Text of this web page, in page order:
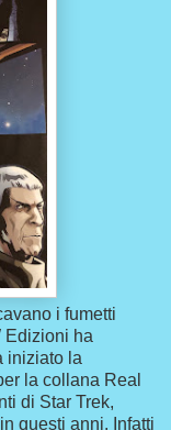
i fumetti
Edizioni ha
iniziato la
la collana Real
di Star Trek,
questi anni. Infatti